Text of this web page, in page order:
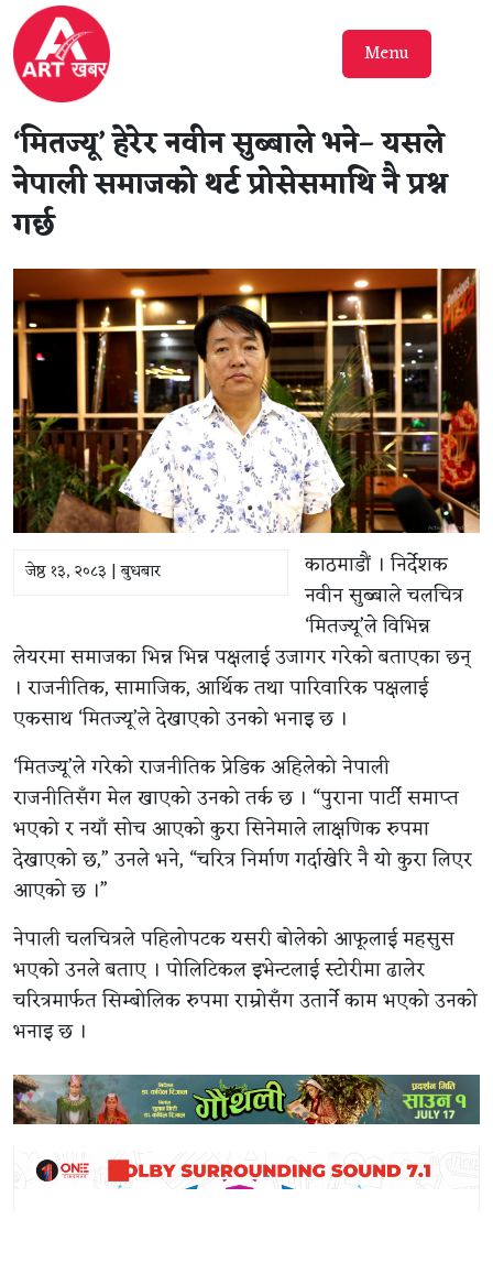
Menu
‘मितज्यू’ हेरेर नवीन सुब्बाले भने– यसले
नेपाली समाजको थर्ट प्रोसेसमाथि नै प्रश्न
गर्छ
जेष्ठ १३, २०८३ | बुधबार
काठमाडौं । निर्देशक
नवीन सुब्बाले चलचित्र
‘मितज्यू’ले विभिन्न
लेयरमा समाजका भिन्न भिन्न पक्षलाई उजागर गरेको बताएका छन्
। राजनीतिक, सामाजिक, आर्थिक तथा पारिवारिक पक्षलाई
एकसाथ ‘मितज्यू’ले देखाएको उनको भनाइ छ ।
‘मितज्यू’ले गरेको राजनीतिक प्रेडिक अहिलेको नेपाली
राजनीतिसँग मेल खाएको उनको तर्क छ । “पुराना पार्टी समाप्त
भएको र नयाँ सोच आएको कुरा सिनेमाले लाक्षणिक रुपमा
देखाएको छ,” उनले भने, “चरित्र निर्माण गर्दाखेरि नै यो कुरा लिएर
आएको छ ।”
नेपाली चलचित्रले पहिलोपटक यसरी बोलेको आफूलाई महसुस
भएको उनले बताए । पोलिटिकल इभेन्टलाई स्टोरीमा ढालेर
चरित्रमार्फत सिम्बोलिक रुपमा राम्रोसँग उतार्ने काम भएको उनको
भनाइ छ ।